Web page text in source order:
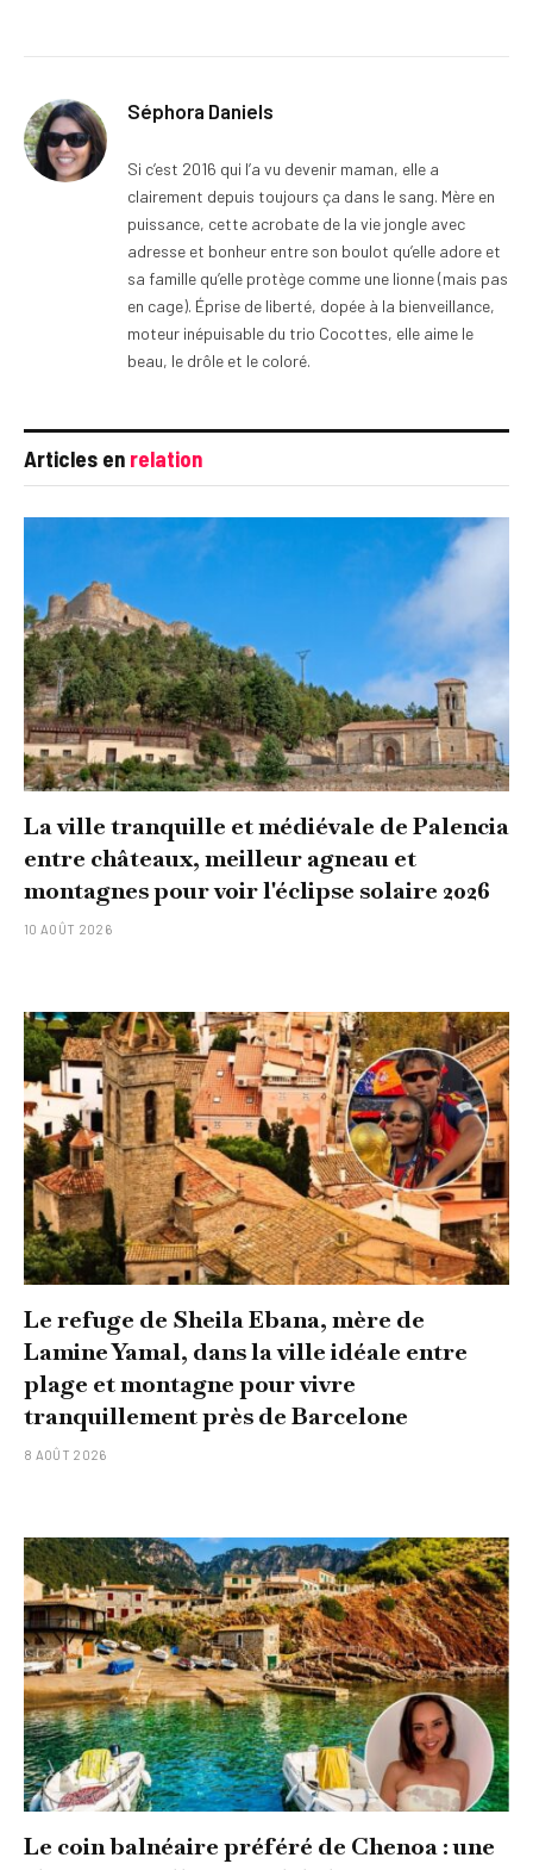
Séphora Daniels
Si c’est 2016 qui l’a vu devenir maman, elle a
clairement depuis toujours ça dans le sang. Mère en
puissance, cette acrobate de la vie jongle avec
adresse et bonheur entre son boulot qu’elle adore et
sa famille qu’elle protège comme une lionne (mais pas
en cage). Éprise de liberté, dopée à la bienveillance,
moteur inépuisable du trio Cocottes, elle aime le
beau, le drôle et le coloré.
Articles en relation
La ville tranquille et médiévale de Palencia
entre châteaux, meilleur agneau et
montagnes pour voir l'éclipse solaire 2026
10 AOÛT 2026
Le refuge de Sheila Ebana, mère de
Lamine Yamal, dans la ville idéale entre
plage et montagne pour vivre
tranquillement près de Barcelone
8 AOÛT 2026
Le coin balnéaire préféré de Chenoa : une